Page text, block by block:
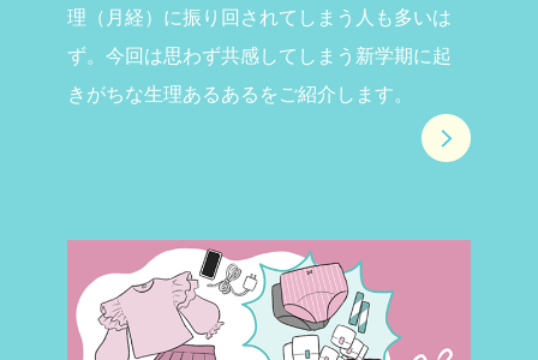
理（月経）に振り回されてしまう人も多いは
ず。今回は思わず共感してしまう新学期に起
きがちな生理あるあるをご紹介します。